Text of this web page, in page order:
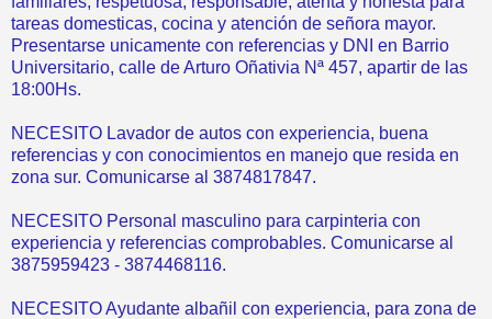
tareas domesticas, cocina y atención de señora mayor.
Presentarse unicamente con referencias y DNI en Barrio
Universitario, calle de Arturo Oñativia Nª 457, apartir de las
18:00Hs.
NECESITO Lavador de autos con experiencia, buena
referencias y con conocimientos en manejo que resida en
zona sur. Comunicarse al 3874817847.
NECESITO Personal masculino para carpinteria con
experiencia y referencias comprobables. Comunicarse al
3875959423 - 3874468116.
NECESITO Ayudante albañil con experiencia, para zona de